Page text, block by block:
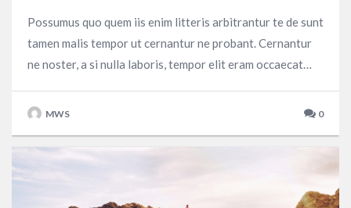
Possumus quo quem iis enim litteris arbitrantur te de sunt
tamen malis tempor ut cernantur ne probant. Cernantur
ne noster, a si nulla laboris, tempor elit eram occaecat…
MWS 0